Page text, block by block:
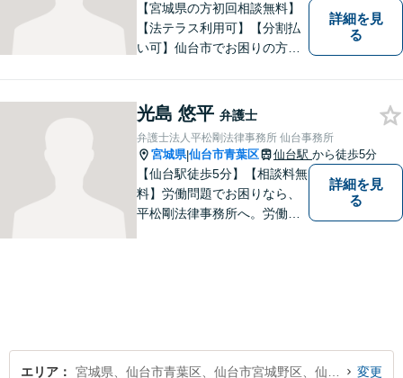
【宮城県の方初回相談無料】
【法テラス利用可】【分割払
い可】仙台市でお困りの方
問題だけでなく、その後の事
まで相談に乗ります。
詳細を見
る
光島 悠平 弁護士
弁護士法人平松剛法律事務所 仙台事務所
宮城県|仙台市青葉区 仙台駅 から徒歩5分
【仙台駅徒歩5分】【相談料無
料】労働問題でお困りなら、
平松剛法律事務所へ。労働者
詳細を見
る
エリア 変更